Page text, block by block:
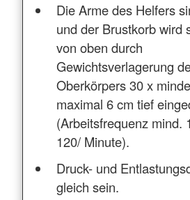
Die Arme des Helfers
und der Brustkorb wird
von oben durch
Gewichtsverlagerung
Oberkörpers 30 x
maximal 6 cm tief
(Arbeitsfrequenz mind.
120/ Minute).
Druck- und
gleich sein.